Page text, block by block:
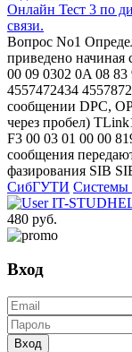
Онлайн Тест 3 по
связи.
Вопрос No1
приведено
00 09 0302 0A 08 83
4557472434
сообщении DPC,
через пробел)
F3 00 03 01 00 00
сообщения
фазирования SIB
СибГУТИ Системы
IT-
480 руб.
Вход
Вход